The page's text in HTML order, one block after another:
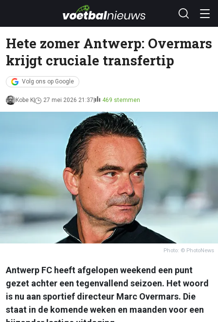
Hete zomer Antwerp: Overmars
krijgt cruciale transfertip
Volg ons op Google
Kobe K 27 mei 2026 21:37 469 stemmen
Photo: © PhotoNews
Antwerp FC heeft afgelopen weekend een punt
gezet achter een tegenvallend seizoen. Het woord
is nu aan sportief directeur Marc Overmars. Die
staat in de komende weken en maanden voor een